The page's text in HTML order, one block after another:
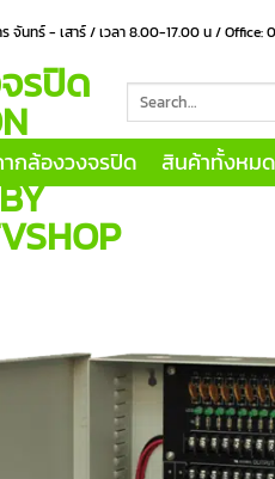
ร จันทร์ - เสาร์ / เวลา 8.00-17.00 น /
for:
ากล้องวงจรปิด สินค้าทั้งหมด